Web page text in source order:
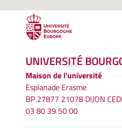
UNIVERSITÉ
Maison de l'université
Esplanade Erasme
BP 27877 21078 DIJON
03 80 39 50 00